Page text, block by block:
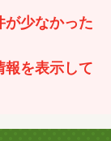
が少なかった
報を表示して